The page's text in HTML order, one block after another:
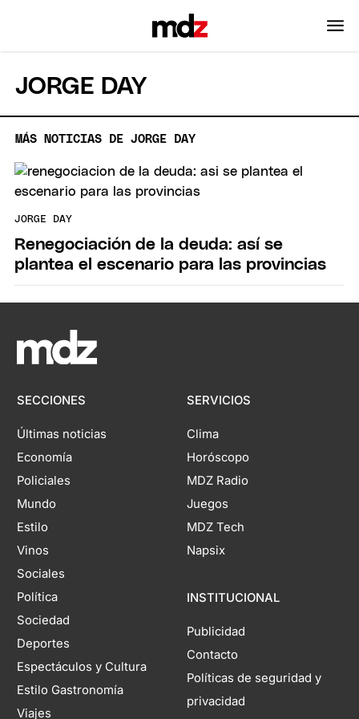
JORGE DAY
MÁS NOTICIAS DE JORGE DAY
JORGE DAY
Renegociación de la deuda: así se
plantea el escenario para las provincias
SECCIONES
Últimas noticias
Economía
Policiales
Mundo
Estilo
Vinos
Sociales
Política
Sociedad
Deportes
Espectáculos y Cultura
Estilo Gastronomía
Viajes
SERVICIOS
Clima
Horóscopo
MDZ Radio
Juegos
MDZ Tech
Napsix
INSTITUCIONAL
Publicidad
Contacto
Políticas de seguridad y
privacidad